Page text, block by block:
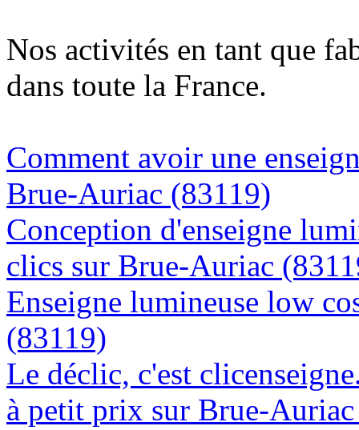
Nos activités en tant que
dans toute la France.
Comment avoir une
Brue-Auriac (83119)
Conception d'enseigne
clics sur Brue-Auriac
Enseigne lumineuse low
(83119)
Le déclic, c'est
à petit prix sur Brue-